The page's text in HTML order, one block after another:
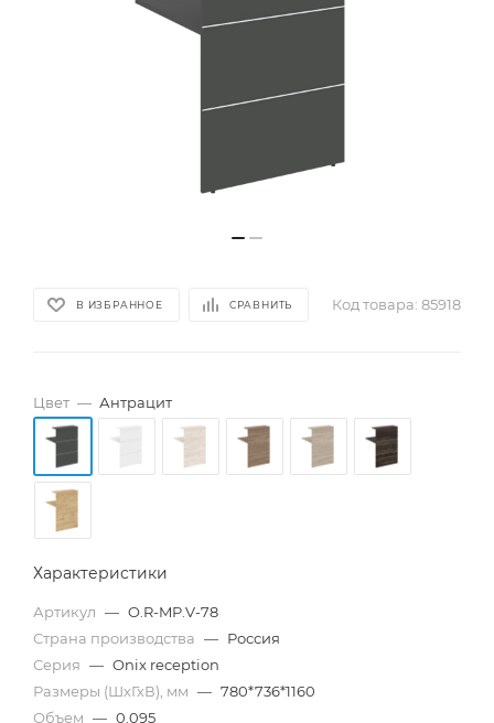
В ИЗБРАННОЕ СРАВНИТЬ Код товара: 85918
Цвет — Антрацит
Характеристики
Артикул — O.R-MP.V-78
Страна производства — Россия
Серия — Onix reception
Размеры (ШхГхВ), мм — 780*736*1160
Объем — 0.095